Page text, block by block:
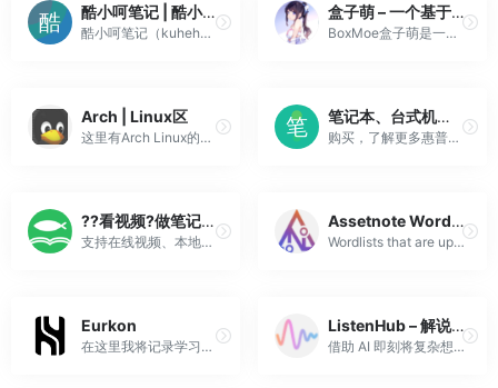
酷小呵笔记 | 酷小呵笔记
酷小呵笔记（kuhehe.top），收集分享考试备考资料与办公实用教程，希望对你有用～
盒子萌 – 一个基于内容分享,创作与灵感结合折腾的笔记博客
BoxMoe盒子萌是一个基于内容分享,创作与灵感结合折腾的笔记博客
Arch | Linux区
这里有Arch Linux的安装、配置、美化、测评、开发方面的笔记和技巧等。
笔记本、台式机、打印机、墨盒与硒鼓
购买，了解更多惠普打印机，笔记本，台式机 等相关信息。
??看视频?做笔记利器~ – 子魚笔记
支持在线视频、本地视频。提供打时间戳，时间戳跳转，快速截图等功能。提供 obsidian、思源笔记插件，可在 obsidian 和思源笔记中看视频做笔记。
Assetnote Wordlists
Wordlists that are up to date and effective against the most popular technologies on the internet.
Eurkon
在这里我将记录学习过程中的笔记、分享一些经验与想法。希望能够帮助到您！
ListenHub – 解说万物，一键生成视频、播客、PPT
借助 AI 即刻将复杂想法转化为清晰的视频、幻灯片和播客。通过人们真正能理解的故事来解释观点，让知识一听就懂。